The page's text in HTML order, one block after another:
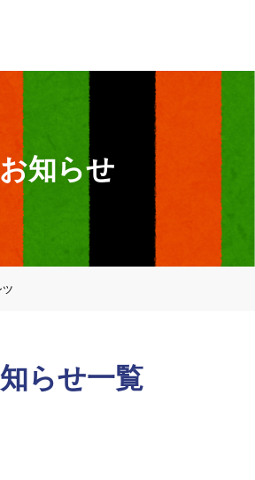
お知らせ
ツ
らせ一覧